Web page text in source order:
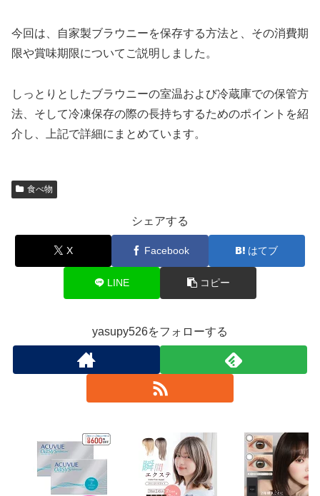
今回は、自家製ブラウニーを保存する方法と、その消費期
限や賞味期限についてご説明しました。
しっとりとしたブラウニーの室温および冷蔵庫での保管方
法、そして冷凍保存の際の長持ちするためのポイントを紹
介し、上記で詳細にまとめています。
食べ物
シェアする
X Facebook はてブ
LINE コピー
yasupy526をフォローする